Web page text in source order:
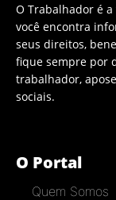
O Trabalhador é
você encontra
seus direitos,
fique sempre por
trabalhador,
sociais.
O Portal
Quem Somos